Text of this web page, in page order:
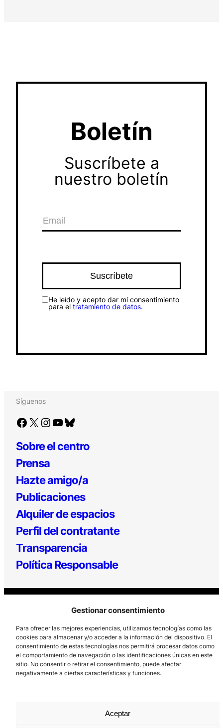
Gestionar consentimiento
Para ofrecer las mejores experiencias, utilizamos tecnologías como las
cookies para almacenar y/o acceder a la información del dispositivo. El
consentimiento de estas tecnologías nos permitirá procesar datos como
el comportamiento de navegación o las identificaciones únicas en este
sitio. No consentir o retirar el consentimiento, puede afectar
negativamente a ciertas características y funciones.
Aceptar
Boletín
Suscríbete a
nuestro boletín
He leído y acepto dar mi consentimiento
para el tratamiento de datos.
Síguenos
Facebook X Instagram YouTube Bluesky
Sobre el centro
Prensa
Hazte amigo/a
Publicaciones
Alquiler de espacios
Perfil del contratante
Transparencia
Política Responsable
Los Prados, 121 – 33203 Gijón
985 185 577 – info@laboralcentrodearte.org